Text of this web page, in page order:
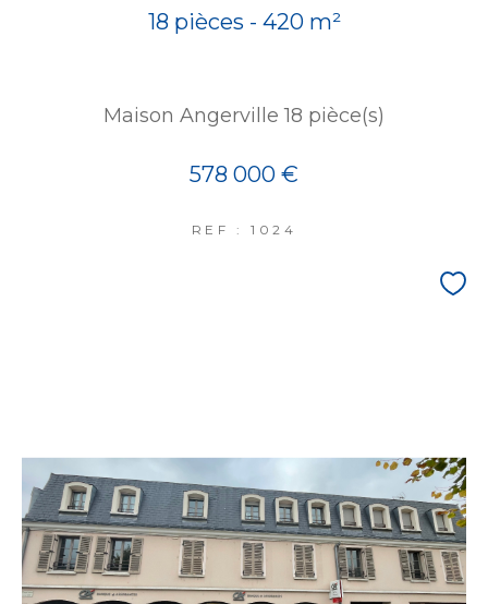
18 pièces - 420 m²
Maison Angerville 18 pièce(s)
578 000 €
REF : 1024